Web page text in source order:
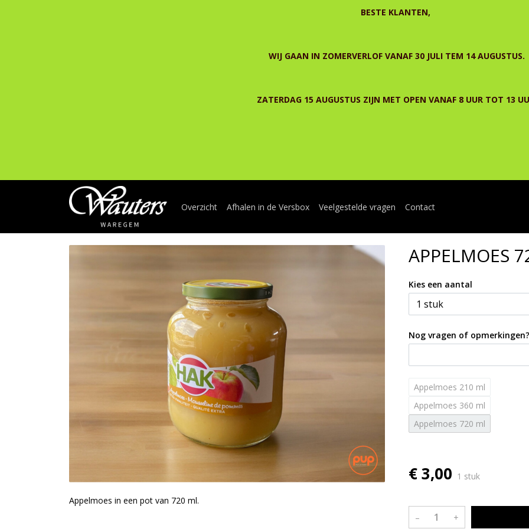
BESTE KLANTEN,
WIJ GAAN IN ZOMERVERLOF VANAF 30 JULI TEM 14 AUGUSTUS.
ZATERDAG 15 AUGUSTUS ZIJN MET OPEN VANAF 8 UUR TOT 13
Overzicht Afhalen in de Versbox Veelgestelde vragen Contact
Appelmoes in een pot van 720 ml.
APPELMOES
Kies een aantal
Nog vragen of opmerkingen?
Appelmoes 210 ml
Appelmoes 360 ml
Appelmoes 720 ml
€ 3,00 1 stuk
– +